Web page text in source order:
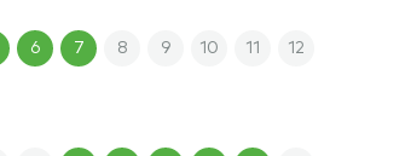
6 7 8 9 10 11 12